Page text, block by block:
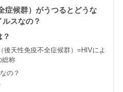
症候群）がうつるとどうな
スなの？
後天性免疫不全症候群）=HIVによ
総称
の？